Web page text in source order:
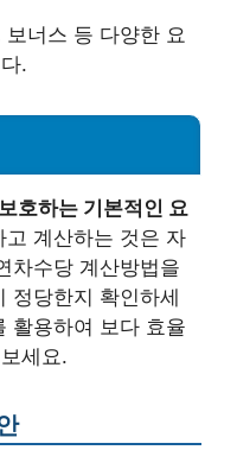
너스 등 다양한 요
.
호하는 기본적인 요
계산하는 것은 자
차수당 계산방법을
정당한지 확인하세
활용하여 보다 효율
세요.